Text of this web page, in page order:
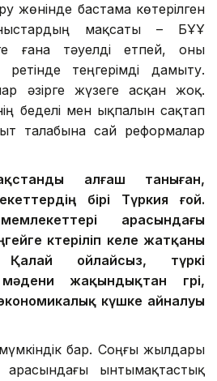
жөнінде бастама көтерілген
мақсаты – БҰҰ
ғана тәуелді етпей, оны
теңгерімді дамыту.
әзірге жүзеге асқан жоқ.
беделі мен ықпалын сақтап
талабына сай реформалар
алғаш таныған,
бірі Түркия ғой.
арасындағы
көтеріліп келе жатқаны
Қалай ойлайсыз, түркі
мәдени жақындықтан гөрі,
күшке айналуы
бар. Соңғы жылдары
арасындағы ынтымақтастық